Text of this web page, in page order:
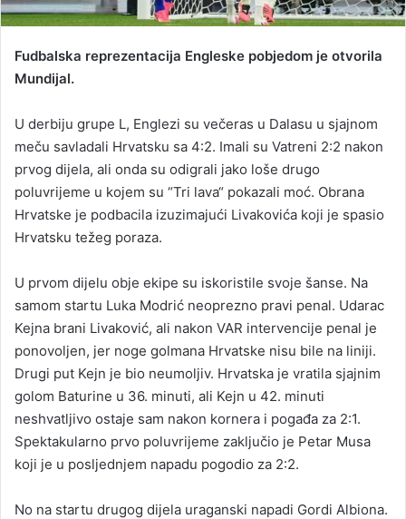
Fudbalska reprezentacija Engleske pobjedom je otvorila
Mundijal.
U derbiju grupe L, Englezi su večeras u Dalasu u sjajnom
meču savladali Hrvatsku sa 4:2. Imali su Vatreni 2:2 nakon
prvog dijela, ali onda su odigrali jako loše drugo
poluvrijeme u kojem su “Tri lava“ pokazali moć. Obrana
Hrvatske je podbacila izuzimajući Livakovića koji je spasio
Hrvatsku težeg poraza.
U prvom dijelu obje ekipe su iskoristile svoje šanse. Na
samom startu Luka Modrić neoprezno pravi penal. Udarac
Kejna brani Livaković, ali nakon VAR intervencije penal je
ponovoljen, jer noge golmana Hrvatske nisu bile na liniji.
Drugi put Kejn je bio neumoljiv. Hrvatska je vratila sjajnim
golom Baturine u 36. minuti, ali Kejn u 42. minuti
neshvatljivo ostaje sam nakon kornera i pogađa za 2:1.
Spektakularno prvo poluvrijeme zaključio je Petar Musa
koji je u posljednjem napadu pogodio za 2:2.
No na startu drugog dijela uraganski napadi Gordi Albiona.